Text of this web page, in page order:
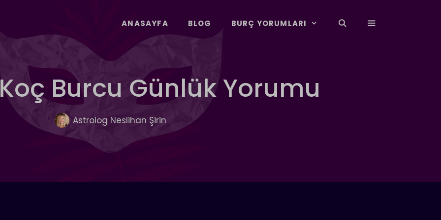
ANASAYFA BLOG BURÇ YORUMLARI
Burcu Günlük Yorumu
Astrolog Neslihan Şirin